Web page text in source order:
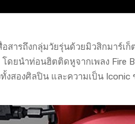
สารถึงกลุ่มวัยรุ่นด้วยมิวสิกมาร์เก็
โดยนำท่อนฮิตติดหูจากเพลง Fire
งสองศิลปิน และความเป็น Iconic